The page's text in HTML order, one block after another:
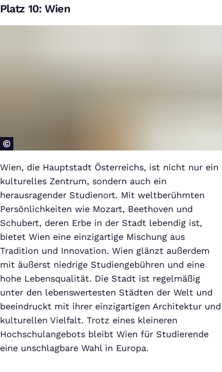
Platz 10: Wien
Wien, die Hauptstadt Österreichs, ist nicht nur ein
kulturelles Zentrum, sondern auch ein
herausragender Studienort. Mit weltberühmten
Persönlichkeiten wie Mozart, Beethoven und
Schubert, deren Erbe in der Stadt lebendig ist,
bietet Wien eine einzigartige Mischung aus
Tradition und Innovation. Wien glänzt außerdem
mit äußerst niedrige Studiengebühren und eine
hohe Lebensqualität. Die Stadt ist regelmäßig
unter den lebenswertesten Städten der Welt und
beeindruckt mit ihrer einzigartigen Architektur und
kulturellen Vielfalt. Trotz eines kleineren
Hochschulangebots bleibt Wien für Studierende
eine unschlagbare Wahl in Europa.